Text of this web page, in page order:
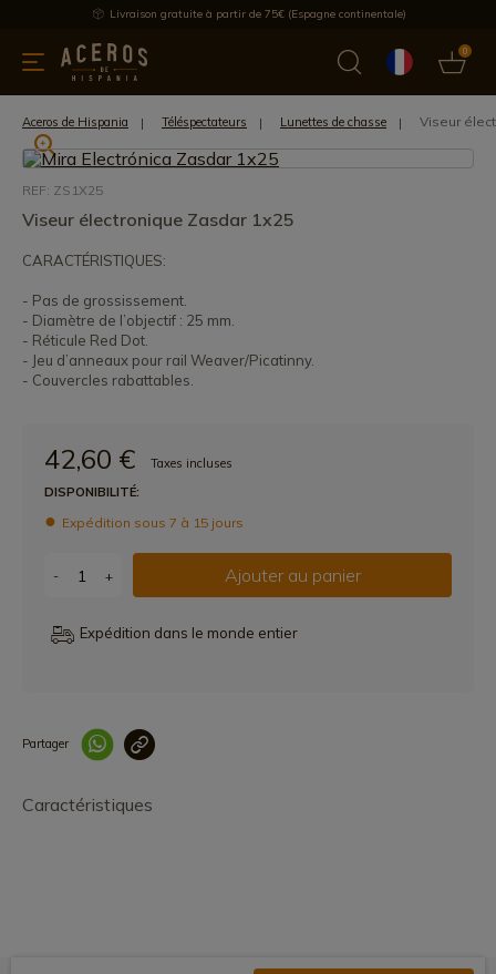
Livraison gratuite à partir de 75€ (Espagne continentale)
0
de cuisine Offre Dernières nouvelles Meilleures ventes
Aceros de Hispania Téléspectateurs Lunettes de chasse Viseur
REF: ZS1X25
Viseur électronique Zasdar 1x25
CARACTÉRISTIQUES:
- Pas de grossissement.
- Diamètre de l’objectif : 25 mm.
- Réticule Red Dot.
- Jeu d’anneaux pour rail Weaver/Picatinny.
- Couvercles rabattables.
42,60 €
Taxes incluses
DISPONIBILITÉ:
Expédition sous 7 à 15 jours
- + Ajouter au panier
Expédition dans le monde entier
Partager
Caractéristiques